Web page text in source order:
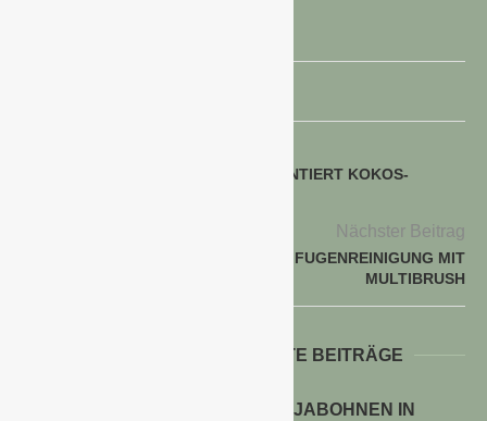
QUEDLINBURGER SAATGUT PRÄSENTIERT KOKOS-
Nächster Beitrag
GLORIA: STEIN-, HOLZ- UND FUGENREINIGUNG MIT
MULTIBRUSH
WEITERE INTERESSANTE BEITRÄGE
ANBAUFLÄCHEN FÜR SOJABOHNEN IN